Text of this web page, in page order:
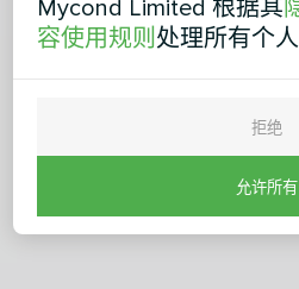
Mycond Limited 根据其
容使用规则 处理所有个人
拒绝
允许所有